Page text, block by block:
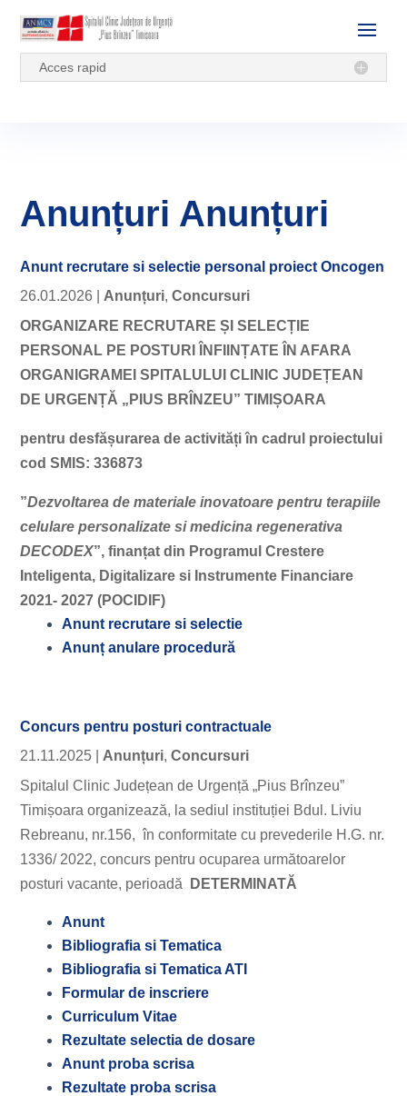
Acces rapid
Anunțuri Anunțuri
Anunt recrutare si selectie personal proiect Oncogen
26.01.2026
Anunțuri,Concursuri
ORGANIZARE RECRUTARE ȘI SELECȚIE
PERSONAL PE POSTURI ÎNFIINȚATE ÎN AFARA
ORGANIGRAMEI SPITALULUI CLINIC JUDEȚEAN
DE URGENȚĂ „PIUS BRÎNZEU” TIMIȘOARA
pentru desfășurarea de activități în cadrul proiectului
cod SMIS:336873
”Dezvoltarea de materiale inovatoare pentru terapiile
celulare personalizate si medicina regenerativa
DECODEX”, finanțat din Programul Crestere
Inteligenta, Digitalizare si Instrumente Financiare
2021- 2027 (POCIDIF)
Anunt recrutare si selectie
Anunț anulare procedură
Concurs pentru posturi contractuale
21.11.2025
Anunțuri,Concursuri
Spitalul Clinic Județean de Urgență „Pius Brînzeu”
Timișoara organizează, la sediul instituției Bdul. Liviu
Rebreanu, nr.156, în conformitate cu prevederile H.G. nr.
1336/ 2022, concurs pentru ocuparea următoarelor
posturi vacante, perioadă DETERMINATĂ
Anunt
Bibliografia si Tematica
Bibliografia si Tematica ATI
Formular de inscriere
Curriculum Vitae
Rezultate selectia de dosare
Anunt proba scrisa
Rezultate proba scrisa